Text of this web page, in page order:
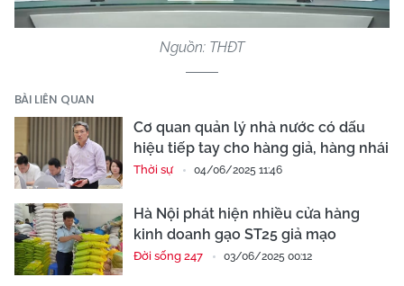
Nguồn: THĐT
BÀI LIÊN QUAN
Cơ quan quản lý nhà nước có dấu
hiệu tiếp tay cho hàng giả, hàng nhái
Thời sự 04/06/2025 11:46
Hà Nội phát hiện nhiều cửa hàng
kinh doanh gạo ST25 giả mạo
Đời sống 247 03/06/2025 00:12